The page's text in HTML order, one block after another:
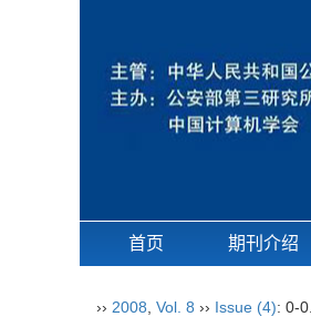
首页 期刊介绍
›› 2008 Vol. 8 ›› Issue (4): 0-0.